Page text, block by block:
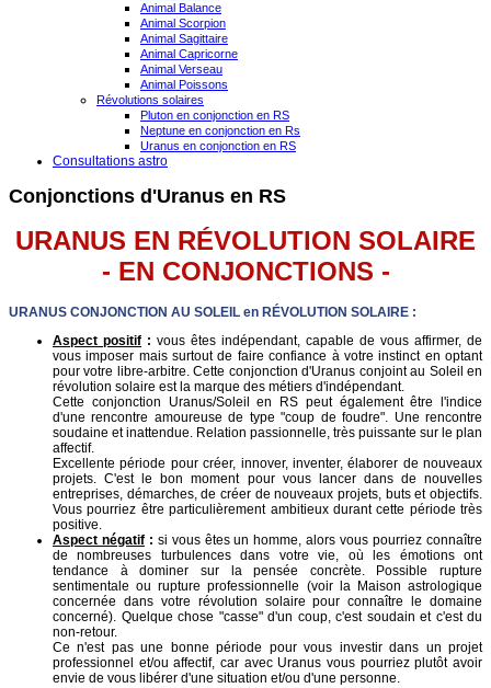
Animal Balance
Animal Scorpion
Animal Sagittaire
Animal Capricorne
Animal Verseau
Animal Poissons
Révolutions solaires
Pluton en conjonction en RS
Neptune en conjonction en Rs
Uranus en conjonction en RS
Consultations astro
Conjonctions d'Uranus en RS
URANUS EN RÉVOLUTION SOLAIRE
- EN CONJONCTIONS -
URANUS CONJONCTION AU SOLEIL en RÉVOLUTION SOLAIRE :
Aspect positif : vous êtes indépendant, capable de vous affirmer, de
vous imposer mais surtout de faire confiance à votre instinct en optant
pour votre libre-arbitre. Cette conjonction d'Uranus conjoint au Soleil en
révolution solaire est la marque des métiers d'indépendant.
Cette conjonction Uranus/Soleil en RS peut également être l'indice
d'une rencontre amoureuse de type "coup de foudre". Une rencontre
soudaine et inattendue. Relation passionnelle, très puissante sur le plan
affectif.
Excellente période pour créer, innover, inventer, élaborer de nouveaux
projets. C'est le bon moment pour vous lancer dans de nouvelles
entreprises, démarches, de créer de nouveaux projets, buts et objectifs.
Vous pourriez être particulièrement ambitieux durant cette période très
positive.
Aspect négatif: si vous êtes un homme, alors vous pourriez connaître
de nombreuses turbulences dans votre vie, où les émotions ont
tendance à dominer sur la pensée concrète. Possible rupture
sentimentale ou rupture professionnelle (voir la Maison astrologique
concernée dans votre révolution solaire pour connaître le domaine
concerné). Quelque chose "casse" d'un coup, c'est soudain et c'est du
non-retour.
Ce n'est pas une bonne période pour vous investir dans un projet
professionnel et/ou affectif, car avec Uranus vous pourriez plutôt avoir
envie de vous libérer d'une situation et/ou d'une personne.